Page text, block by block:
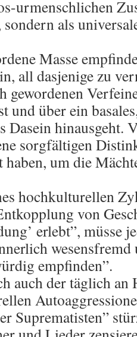
urmenschlichen
als
Masse
all dasjenige zu
gewordenen
und über ein
Dasein hinausgeht.
sorgfältigen
um die
hochkulturellen
von
erlebt”, müsse
empfinden”.
auch der täglich an
Suprematisten”